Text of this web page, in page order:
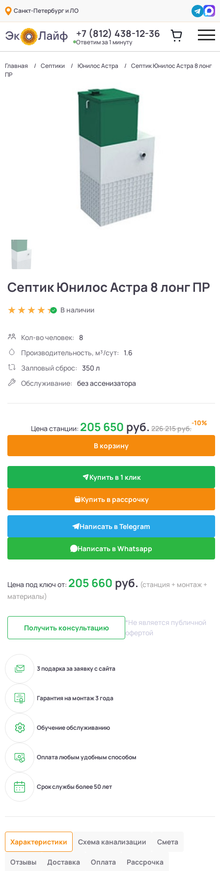
Санкт-Петербург и ЛО
+7 (812) 438-12-36
Ответим за 1 минуту
Главная Септики Юнилос Астра
Септик Юнилос Астра 8 лонг
ПР
Септик Юнилос Астра 8 лонг ПР
В наличии
Кол-во человек:
8
Производительность, м³/сут: 1.6
Залповый сброс: 350 л
Обслуживание: без ассенизатора
Цена станции: 205 650 руб. 226 215руб.
-10%
В корзину
Купить в 1 клик
Купить в рассрочку
Написать в Telegram
Написать в Whatsapp
Цена под ключ от: 205 660 руб. (станция + монтаж +
материалы)
Получить консультацию
*Не является публичной
офертой
3 подарка за заявку с сайта
Гарантия на монтаж 3 года
Обучение обслуживанию
Оплата любым удобным способом
Срок службы более 50 лет
Характеристики Схема канализации Смета
Отзывы Доставка Оплата Рассрочка